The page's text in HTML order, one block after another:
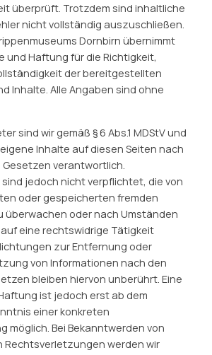
überprüft. Trotzdem sind inhaltliche
nicht vollständig auszuschließen.
Dornbirn übernimmt
und Haftung für die Richtigkeit,
der bereitgestellten
Inhalte. Alle Angaben sind ohne
sind wir gemäß § 6 Abs.1 MDStV und
eigene Inhalte auf diesen Seiten nach
verantwortlich.
jedoch nicht verpflichtet, die von
oder gespeicherten fremden
überwachen oder nach Umständen
eine rechtswidrige Tätigkeit
zur Entfernung oder
von Informationen nach den
bleiben hiervon unberührt. Eine
ist jedoch erst ab dem
einer konkreten
möglich. Bei Bekanntwerden von
werden wir